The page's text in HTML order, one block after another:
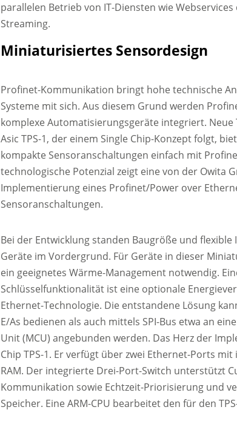
parallelen Betrieb von IT-Diensten wie
Streaming.
Miniaturisiertes Sensordesign
Profinet-Kommunikation bringt hohe technische
Systeme mit sich. Aus diesem Grund werden
komplexe Automatisierungsgeräte integriert.
Asic TPS-1, der einem Single Chip-Konzept folgt,
kompakte Sensoranschaltungen einfach mit
technologische Potenzial zeigt eine von der Owita
Implementierung eines Profinet/Power over
Sensoranschaltungen.
Bei der Entwicklung standen Baugröße und
Geräte im Vordergrund. Für Geräte in dieser
ein geeignetes Wärme-Management notwendig.
Schlüsselfunktionalität ist eine optionale
Ethernet-Technologie. Die entstandene Lösung
E/As bedienen als auch mittels SPI-Bus etwa an
Unit (MCU) angebunden werden. Das Herz der
Chip TPS-1. Er verfügt über zwei Ethernet-Ports
RAM. Der integrierte Drei-Port-Switch unterstützt
Kommunikation sowie Echtzeit-Priorisierung und
Speicher. Eine ARM-CPU bearbeitet den für den